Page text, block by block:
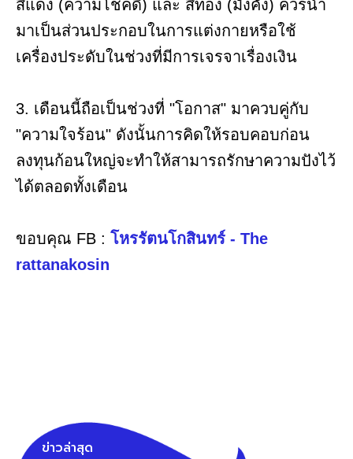
สีแดง (ความโชคดี) และ สีทอง (มั่งคั่ง) ควรนำ
มาเป็นส่วนประกอบในการแต่งกายหรือใช้
เครื่องประดับในช่วงที่มีการเจรจาเรื่องเงิน
3. เดือนนี้ถือเป็นช่วงที่ "โอกาส" มาควบคู่กับ
"ความใจร้อน" ดังนั้นการคิดให้รอบคอบก่อน
ลงทุนก้อนใหญ่จะทำให้สามารถรักษาความปังไว้
ได้ตลอดทั้งเดือน
ขอบคุณ FB : โหรรัตนโกสินทร์ - The
rattanakosin
ข่าวล่าสุด